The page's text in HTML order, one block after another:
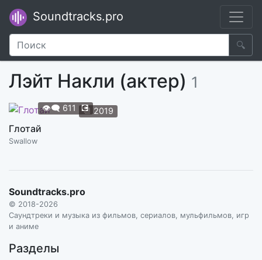
Soundtracks.pro
🔍
Лэйт Накли (актер) 1
📆 2019
👁️‍🗨️ 611 💽
Глотай
Swallow
Soundtracks.pro
© 2018-2026
Саундтреки и музыка из фильмов, сериалов, мульфильмов, игр
и аниме
Разделы